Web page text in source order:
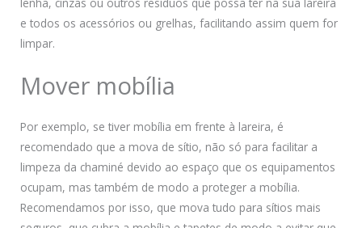
e todos os acessórios ou grelhas, facilitando assim quem for
limpar.
Mover mobília
Por exemplo, se tiver mobília em frente à lareira, é
recomendado que a mova de sítio, não só para facilitar a
limpeza da chaminé devido ao espaço que os equipamentos
ocupam, mas também de modo a proteger a mobília.
Recomendamos por isso, que mova tudo para sítios mais